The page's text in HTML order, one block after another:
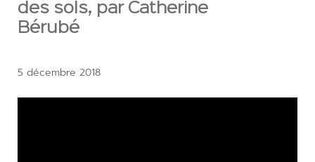
des sols, par Catherine
Bérubé
5 décembre 2018